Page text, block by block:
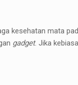
kesehatan mata
gadget. Jika